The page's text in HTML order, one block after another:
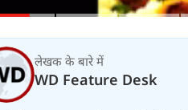
लेखक के बारे में
WD Feature Desk